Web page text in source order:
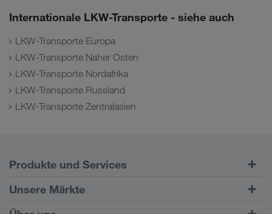
Internationale LKW-Transporte - siehe auch
LKW-Transporte Europa
LKW-Transporte Naher Osten
LKW-Transporte Nordafrika
LKW-Transporte Russland
LKW-Transporte Zentralasien
Produkte und Services
Straßentransporte
Unsere Märkte
Europa